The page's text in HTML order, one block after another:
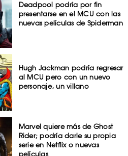
Deadpool podría por fin
presentarse en el MCU con las
nuevas películas de Spiderman
Hugh Jackman podría regresar
al MCU pero con un nuevo
personaje, un villano
Marvel quiere más de Ghost
Rider; podría darle su propia
serie en Netflix o nuevas
películas